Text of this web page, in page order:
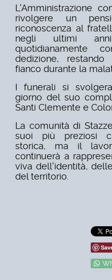
L'Amministrazione
rivolgere un
riconoscenza al
negli ultimi
quotidianamente
dedizione,
fianco durante la
I funerali si
giorno del suo
Santi Clemente e
La comunità di
suoi più preziosi
storica, ma il
continuerà a
viva dell'identità,
del territorio.